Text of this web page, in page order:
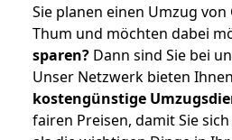
Sie planen einen Umzug
Thum und möchten dabei
sparen? Dann sind Sie bei
Unser Netzwerk bieten Ihnen
kostengünstige
fairen Preisen, damit Sie